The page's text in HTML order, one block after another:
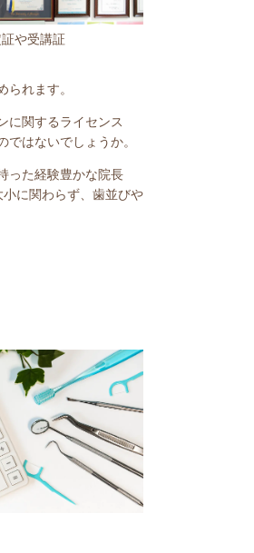
や受講証
れます。
に関するライセンス
はないでしょうか。
った経験豊かな院長
に関わらず、歯並びや